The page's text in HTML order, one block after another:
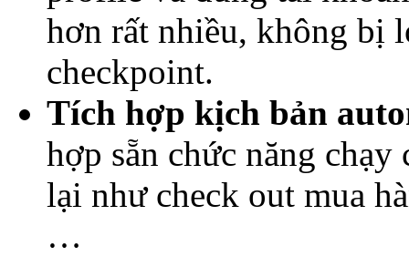
hơn rất nhiều, không bị
checkpoint.
Tích hợp kịch bản
hợp sẵn chức năng
lại như check out mua
…